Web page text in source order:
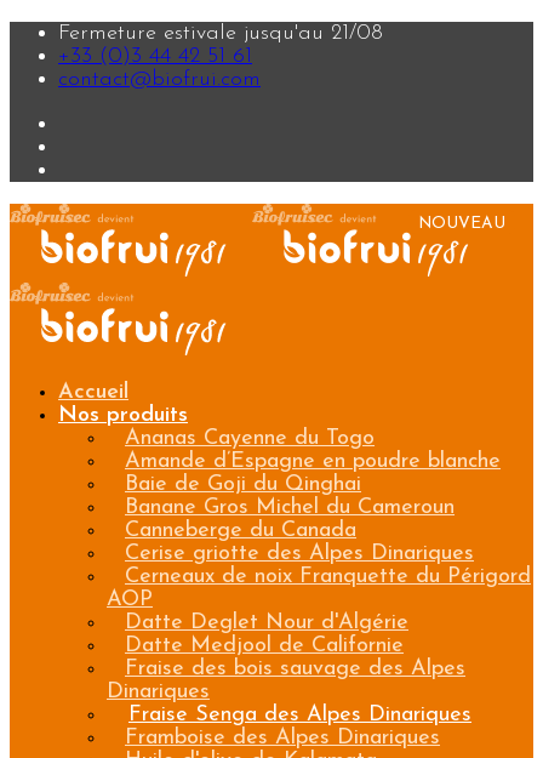
Fermeture estivale jusqu'au 21/08
+33 (0)3 44 42 51 61
contact@biofrui.com
Accueil
Nos produits
Ananas Cayenne du Togo
Amande d’Espagne en poudre blanche
Baie de Goji du Qinghai
Banane Gros Michel du Cameroun
Canneberge du Canada
Cerise griotte des Alpes Dinariques
Cerneaux de noix Franquette du Périgord
AOP
Datte Deglet Nour d'Algérie
Datte Medjool de Californie
Fraise des bois sauvage des Alpes
Dinariques
Fraise Senga des Alpes Dinariques
Framboise des Alpes Dinariques